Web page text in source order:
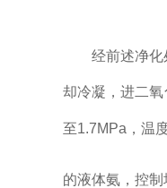
经前述净
却冷凝，进二
至1.7MPa ，温
的液体氨，控